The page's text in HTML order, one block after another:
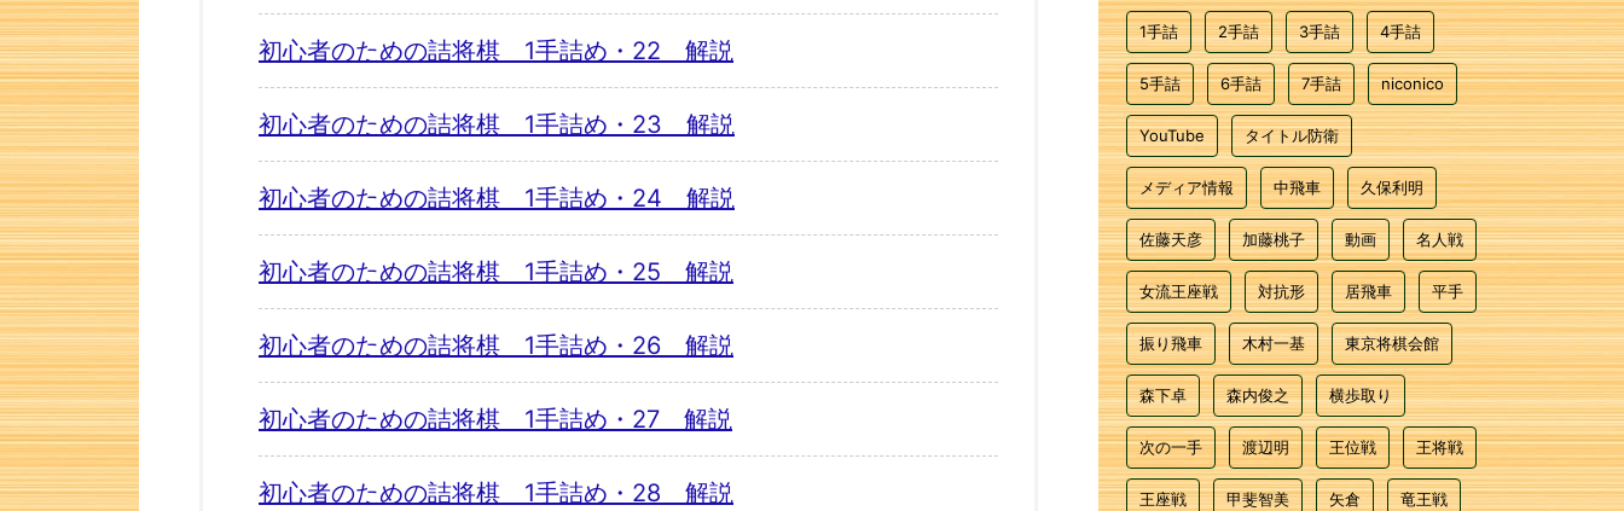
初心者のための詰将棋 1手詰め・22 解説
初心者のための詰将棋 1手詰め・23 解説
初心者のための詰将棋 1手詰め・24 解説
初心者のための詰将棋 1手詰め・25 解説
初心者のための詰将棋 1手詰め・26 解説
初心者のための詰将棋 1手詰め・27 解説
初心者のための詰将棋 1手詰め・28 解説
1手詰 2手詰 3手詰 4手詰
5手詰 6手詰 7手詰 niconico
YouTube タイトル防衛
メディア情報 中飛車 久保利明
佐藤天彦 加藤桃子 動画 名人戦
女流王座戦 対抗形 居飛車 平手
振り飛車 木村一基 東京将棋会館
森下卓 森内俊之 横歩取り
次の一手 渡辺明 王位戦 王将戦
王座戦 甲斐智美 矢倉 竜王戦